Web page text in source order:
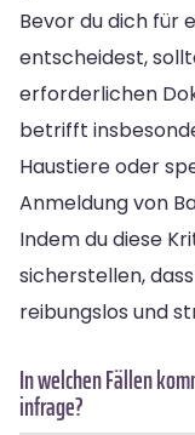
Bevor du dich für
entscheidest,
erforderlichen
betrifft
Haustiere oder
Anmeldung von
Indem du diese
sicherstellen,
reibungslos und
In welchen Fällen
infrage?